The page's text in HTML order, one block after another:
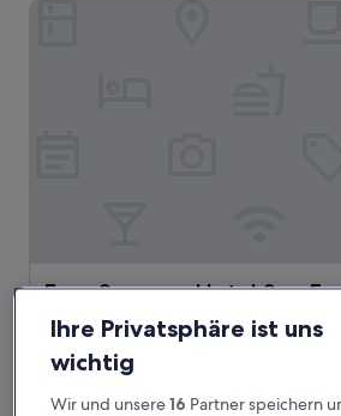
Four Seasons Hotel San
Embarcadero
Four Seasons Hotel San
5.0-
Sterne-
Unterkunft
Financial District, 0,4 km von Station
entfernt
Ihre Privatsphäre ist uns
wichtig
Wir und unsere16 Partner speichern